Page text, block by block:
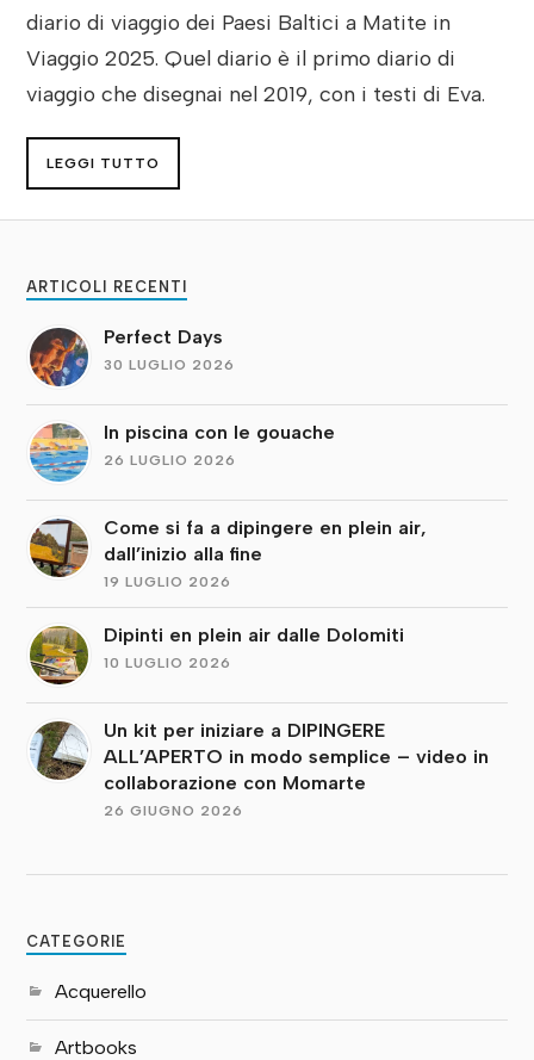
diario di viaggio dei Paesi Baltici a Matite in
Viaggio 2025. Quel diario è il primo diario di
viaggio che disegnai nel 2019, con i testi di Eva.
LEGGI TUTTO
ARTICOLI RECENTI
Perfect Days
30 LUGLIO 2026
In piscina con le gouache
26 LUGLIO 2026
Come si fa a dipingere en plein air,
dall’inizio alla fine
19 LUGLIO 2026
Dipinti en plein air dalle Dolomiti
10 LUGLIO 2026
Un kit per iniziare a DIPINGERE
ALL’APERTO in modo semplice – video in
collaborazione con Momarte
26 GIUGNO 2026
CATEGORIE
Acquerello
Artbooks